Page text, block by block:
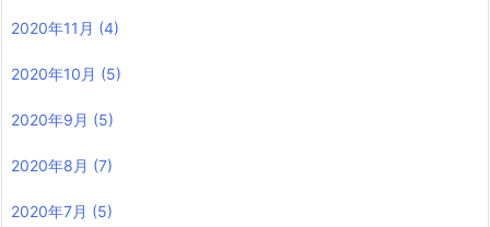
2020年11月 (4)
2020年10月 (5)
2020年9月 (5)
2020年8月 (7)
2020年7月 (5)